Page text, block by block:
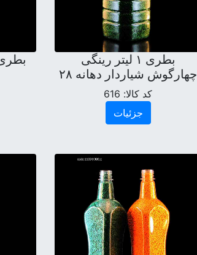
بطری ۱ لیتر رینگی
چهارگوش شیاردار دهانه ۲۸
کد کالا: 616
جزئیات